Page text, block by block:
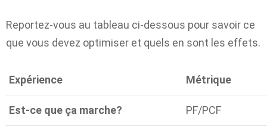
Reportez-vous au tableau ci-dessous pour savoir ce
que vous devez optimiser et quels en sont les effets.
Expérience Métrique
Est-ce que ça marche? PF/PCF